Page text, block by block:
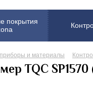
покрытия
и материалы
TQC